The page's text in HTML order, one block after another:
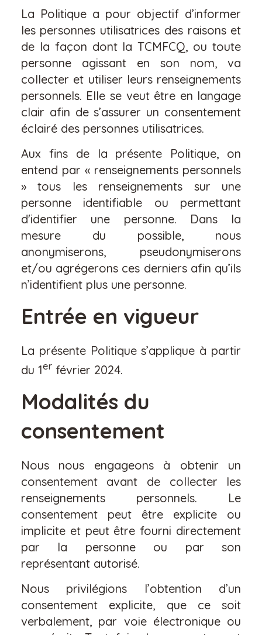
La Politique a pour objectif d’informer
les personnes utilisatrices des raisons et
de la façon dont la TCMFCQ, ou toute
personne agissant en son nom, va
collecter et utiliser leurs renseignements
personnels. Elle se veut être en langage
clair afin de s’assurer un consentement
éclairé des personnes utilisatrices.
Aux fins de la présente Politique, on
entend par « renseignements personnels
» tous les renseignements sur une
personne identifiable ou permettant
d'identifier une personne. Dans la
mesure du possible, nous
anonymiserons, pseudonymiserons
et/ou agrégerons ces derniers afin qu’ils
n’identifient plus une personne.
Entrée en vigueur
La présente Politique s’applique à partir
du 1erfévrier 2024.
Modalités du
consentement
Nous nous engageons à obtenir un
consentement avant de collecter les
renseignements personnels. Le
consentement peut être explicite ou
implicite et peut être fourni directement
par la personne ou par son
représentant autorisé.
Nous privilégions l’obtention d’un
consentement explicite, que ce soit
verbalement, par voie électronique ou